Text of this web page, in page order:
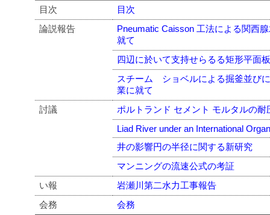
目次
目次
論説報告
Pneumatic Caisson 工法による関西
就て
四辺に於いて支持せらるる矩形平面
スチーム ショベルによる掘釜並び
業に就て
討議
ポルトランド セメント モルタルの耐
Liad River under an International
井の影響円の半径に関する新研究
マンニングの流速公式の考証
い報
岩瀬川第二水力工事報告
会務
会務